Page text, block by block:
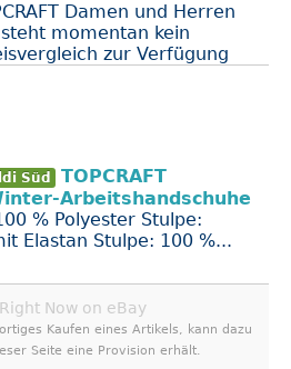
Damen und Herren
momentan kein
zur Verfügung
Süd
TOPCRAFT
Arbeitshandschuhe
% Polyester Stulpe:
Elastan Stulpe: 100 %...
Right Now on eBay
Kaufen eines Artikels, kann dazu
Seite eine Provision erhält.